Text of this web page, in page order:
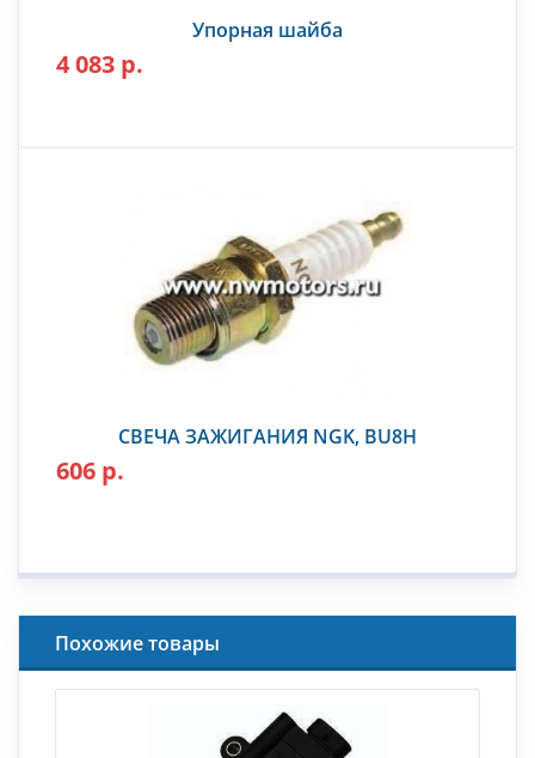
Упорная шайба
4 083 р.
СВЕЧА ЗАЖИГАНИЯ NGK, BU8H
606 р.
Похожие товары